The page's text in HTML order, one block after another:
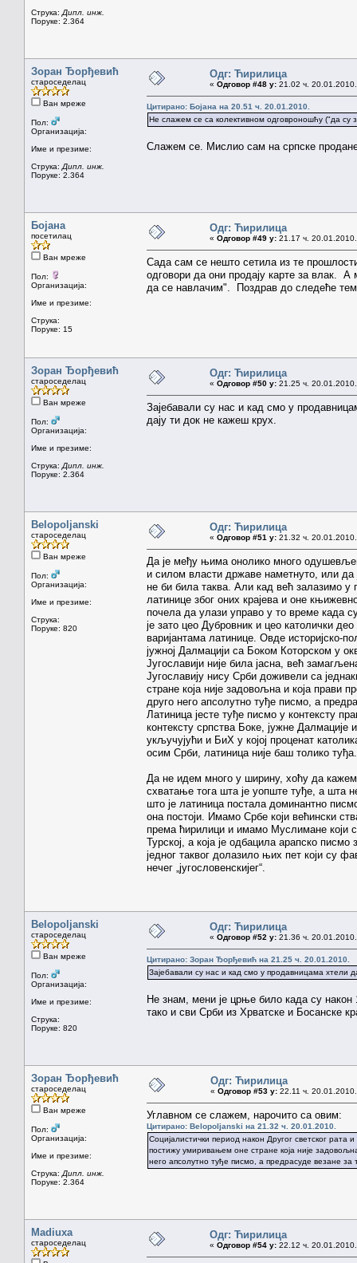
Струка: Дипл. инж.
Поруке: 2.364
Зоран Ђорђевић
староседелац
Ван мреже
Пол:
Организација:
Име и презиме:
Струка: Дипл. инж.
Поруке: 2.364
Одг: Ћирилица
« Одговор #48 у: 21.02 ч.
Цитирано: Бојана на 20.51 ч. 20.01.2010.
Не слажем се са колективном одговроношћу ("да су
Слажем се. Мислио сам на српске
Бојана
посетилац
Ван мреже
Пол:
Организација:
Име и презиме:
Струка:
Поруке: 15
Одг: Ћирилица
« Одговор #49 у: 21.17 ч.
Сада сам се нешто сетила из те
одговори да они продају карте за влак.
да се навлачим". Поздрав до следеће
Зоран Ђорђевић
староседелац
Ван мреже
Пол:
Организација:
Име и презиме:
Струка: Дипл. инж.
Поруке: 2.364
Одг: Ћирилица
« Одговор #50 у: 21.25 ч.
Зајебавали су нас и кад смо у
дају ти док не кажеш крух.
Belopoljanski
староседелац
Ван мреже
Пол:
Организација:
Име и презиме:
Струка:
Поруке: 820
Одг: Ћирилица
« Одговор #51 у: 21.32 ч.
Да је међу њима онолико много
и силом власти државе наметнуто, или да
не би била таква. Али кад већ залазимо у
латинице због оних крајева и оне
почела да улази управо у то време када
је зато цео Дубровник и цео католички
варијантама латинице. Овде историјско-
јужној Далмацији са Боком Которском у
Југославији није била јасна, већ
Југославију нису Срби доживели са
стране која није задовољна и која прави
друго него апсолутно туђе писмо, а
Латиница јесте туђе писмо у контексту
контексту српства Боке, јужне
укључујући и БиХ у којој проценат
осим Срби, латиница није баш толико туђа.
Да не идем много у ширину, хоћу да
схватање тога шта је уопште туђе, а шта
што је латиница постала доминантно
она постоји. Имамо Србе који већински
према ћирилици и имамо Муслимане који
Турској, а која је одбацила арапско
једног таквог долазило њих пет који су
нечег „југословенскијег“.
Belopoljanski
староседелац
Ван мреже
Пол:
Организација:
Име и презиме:
Струка:
Поруке: 820
Одг: Ћирилица
« Одговор #52 у: 21.36 ч.
Цитирано: Зоран Ђорђевић на 21.25 ч. 20.01.2010.
Зајебавали су нас и кад смо у продавницама хтели
Не знам, мени је црње било када су
тако и сви Срби из Хрватске и Босанске
Зоран Ђорђевић
староседелац
Ван мреже
Пол:
Организација:
Име и презиме:
Струка: Дипл. инж.
Поруке: 2.364
Одг: Ћирилица
« Одговор #53 у: 22.11 ч.
Углавном се слажем, нарочито са овим:
Цитирано: Belopoljanski на 21.32 ч. 20.01.2010.
Социјалистички период након Другог светског
постижу умиривањем оне стране која није
него апсолутно туђе писмо, а предрасуде везане за
Madiuxa
староседелац
Одг: Ћирилица
« Одговор #54 у: 22.12 ч.